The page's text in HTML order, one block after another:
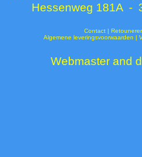
Hessenweg 181A -
Contact|
Algemene leveringsvoorwaarden |
Webmaster and